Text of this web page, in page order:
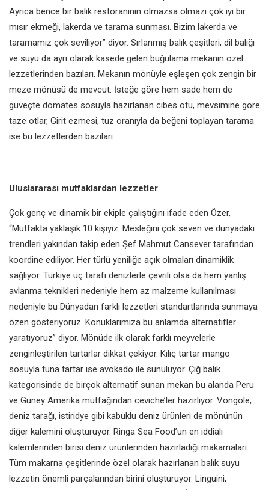
Ayrıca bence bir balık restoranının olmazsa olmazı çok iyi bir
mısır ekmeği, lakerda ve tarama sunması. Bizim lakerda ve
taramamız çok seviliyor” diyor. Sırlanmış balık çeşitleri, dil balığı
ve suyu da ayrı olarak kasede gelen buğulama mekanın özel
lezzetlerinden bazıları. Mekanın mönüyle eşleşen çok zengin bir
meze mönüsü de mevcut. İsteğe göre hem sade hem de
güveçte domates sosuyla hazırlanan cibes otu, mevsimine göre
taze otlar, Girit ezmesi, tuz oranıyla da beğeni toplayan tarama
ise bu lezzetlerden bazıları.
Uluslararası mutfaklardan lezzetler
Çok genç ve dinamik bir ekiple çalıştığını ifade eden Özer,
“Mutfakta yaklaşık 10 kişiyiz. Mesleğini çok seven ve dünyadaki
trendleri yakından takip eden Şef Mahmut Cansever tarafından
koordine ediliyor. Her türlü yeniliğe açık olmaları dinamiklik
sağlıyor. Türkiye üç tarafı denizlerle çevrili olsa da hem yanlış
avlanma teknikleri nedeniyle hem az malzeme kullanılması
nedeniyle bu Dünyadan farklı lezzetleri standartlarında sunmaya
özen gösteriyoruz. Konuklarımıza bu anlamda alternatifler
yaratıyoruz” diyor. Mönüde ilk olarak farklı meyvelerle
zenginleştirilen tartarlar dikkat çekiyor. Kılıç tartar mango
sosuyla tuna tartar ise avokado ile sunuluyor. Çiğ balık
kategorisinde de birçok alternatif sunan mekan bu alanda Peru
ve Güney Amerika mutfağından ceviche’ler hazırlıyor. Vongole,
deniz tarağı, istiridye gibi kabuklu deniz ürünleri de mönünün
diğer kalemini oluşturuyor. Ringa Sea Food’un en iddialı
kalemlerinden birisi deniz ürünlerinden hazırladığı makarnaları.
Tüm makarna çeşitlerinde özel olarak hazırlanan balık suyu
lezzetin önemli parçalarından birini oluşturuyor. Linguini,